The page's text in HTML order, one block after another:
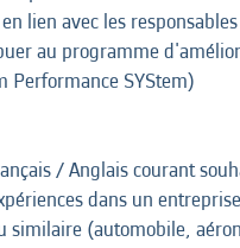
lien avec les
au programme
Performance SYStem)
/ Anglais courant
dans un
similaire (automobile,